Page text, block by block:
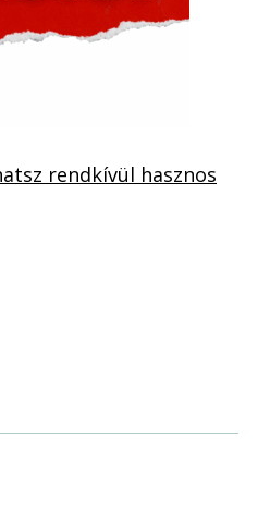
rendkívül hasznos